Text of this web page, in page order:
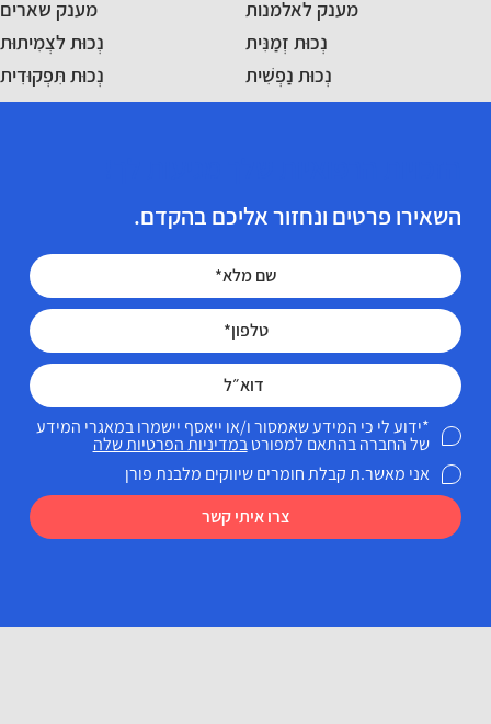
מענק לאלמנות
מענק שארים
נְכוּת זְמַנִּית
נְכוּת לצְמִיתוּת
נְכוּת נַפְשִׁית
נְכוּת תִּפְקוּדִית
השאירו פרטים ונחזור אליכם בהקדם.
צרו איתי קשר
*ידוע לי כי המידע שאמסור ו/או ייאסף יישמרו במאגרי המידע
של החברה בהתאם למפורטבמדיניות הפרטיות שלה
אני מאשר.ת קבלת חומרים שיווקים מלבנת פורן